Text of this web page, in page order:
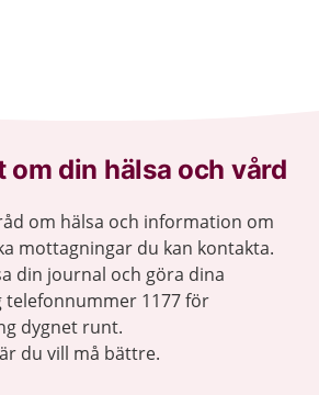
om din hälsa och vård
om hälsa och information om
mottagningar du kan kontakta.
din journal och göra dina
telefonnummer 1177 för
dygnet runt.
du vill må bättre.